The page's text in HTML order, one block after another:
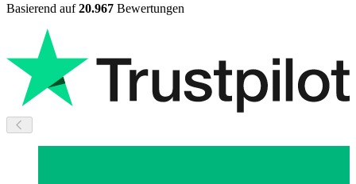
Basierend auf20.967 Bewertungen